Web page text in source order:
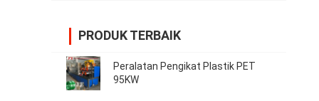
PRODUK TERBAIK
Peralatan Pengikat Plastik PET
95KW